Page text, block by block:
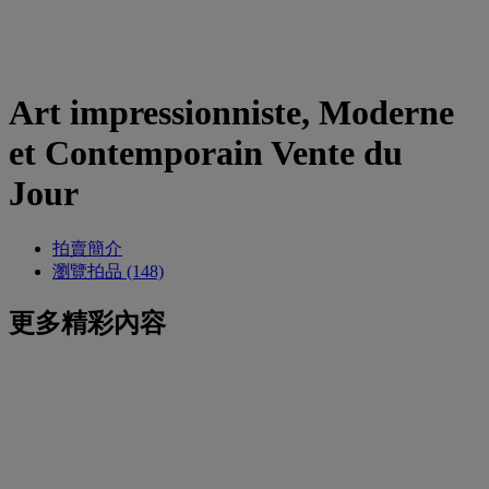
Art impressionniste, Moderne
et Contemporain Vente du
Jour
拍賣簡介
瀏覽拍品 (148)
更多精彩內容